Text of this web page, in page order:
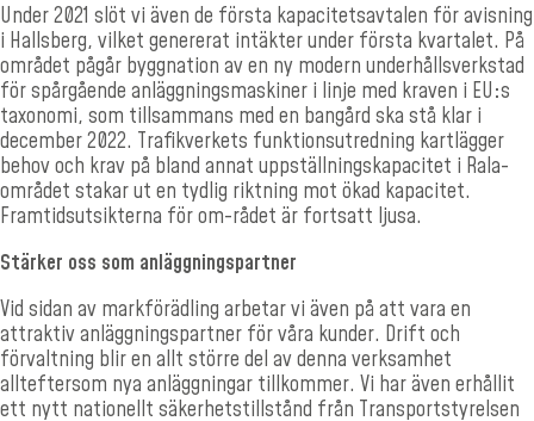
Under 2021 slöt vi även de första kapacitetsavtalen för avis­ning
i Hallsberg, vilket genererat intäkter under första kvartalet. På
området pågår byggnation av en ny modern underhållsverkstad
för spårgående anläggningsmaskiner i linje med kraven i EU:s
tax­onomi, som tillsammans med en bangård ska stå klar i
december 2022. Trafikverkets funktionsutredning kartlägger
behov och krav på bland annat uppställningskapacitet i Rala-
området stakar ut en tydlig riktning mot ökad kapacitet.
Framtidsutsikterna för om-rådet är fortsatt ljusa.
Stärker oss som anläggningspartner
Vid sidan av markförädling arbetar vi även på att vara en
attraktiv anläggningspartner för våra kunder. Drift och
förvaltning blir en allt större del av denna verksamhet
allteftersom nya anläggningar tillkommer. Vi har även erhållit
ett nytt nationellt säkerhetstill­stånd från Transportstyrelsen